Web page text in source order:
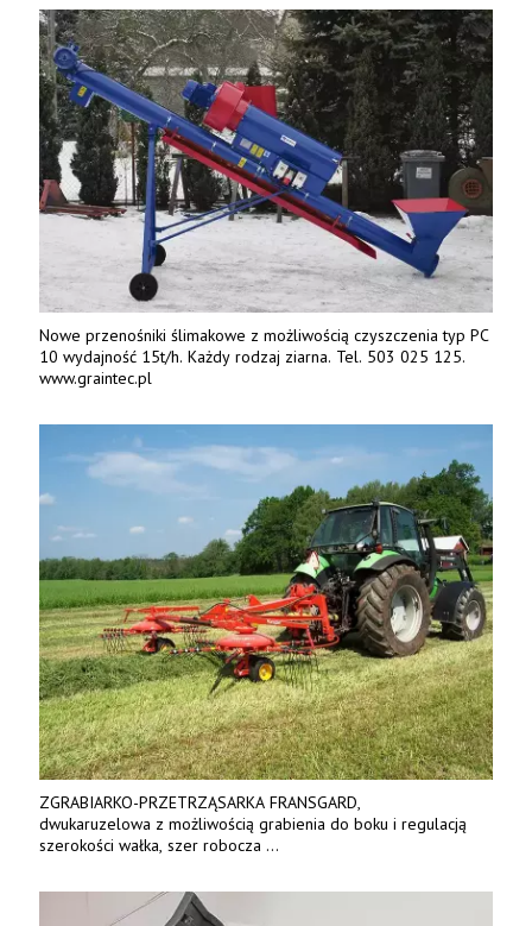
Nowe przenośniki ślimakowe z możliwością czyszczenia typ PC
10 wydajność 15t/h. Każdy rodzaj ziarna. Tel. 503 025 125.
www.graintec.pl
ZGRABIARKO-PRZETRZĄSARKA FRANSGARD,
dwukaruzelowa z możliwością grabienia do boku i regulacją
szerokości wałka, szer robocza
Tel. 606 211 056, 507 158 699.